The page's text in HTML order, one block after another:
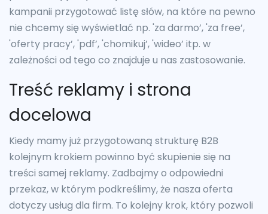
kampanii przygotować listę słów, na które na pewno
nie chcemy się wyświetlać np. 'za darmo’, 'za free’,
'oferty pracy’, 'pdf’, 'chomikuj’, 'wideo’ itp. w
zależności od tego co znajduje u nas zastosowanie.
Treść reklamy i strona
docelowa
Kiedy mamy już przygotowaną strukturę B2B
kolejnym krokiem powinno być skupienie się na
treści samej reklamy. Zadbajmy o odpowiedni
przekaz, w którym podkreślimy, że nasza oferta
dotyczy usług dla firm. To kolejny krok, który pozwoli